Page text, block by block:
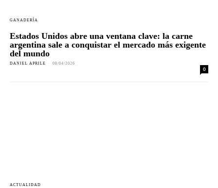
GANADERÍA
Estados Unidos abre una ventana clave: la carne
argentina sale a conquistar el mercado más exigente
del mundo
DANIEL APRILE - 08/04/2026
0
ACTUALIDAD